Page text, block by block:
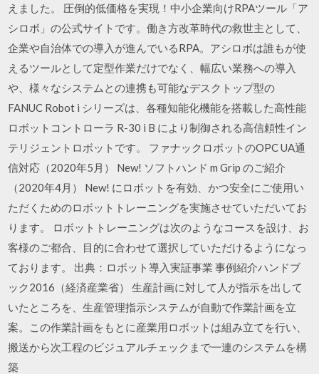
えました。 圧倒的低価格を実現！中小企業向けRPAツール「ア
シロボ」の公式サイトです。働き方改革時代の救世主として、
企業や自治体での導入が進んでいるRPA。アシロボは誰もが使
えるツールとして定型作業だけでなく、幅広い業務への導入
や、様々なシステムとの連携も可能なデスクトップ型の
FANUC Robot i シリーズは、各種知能化機能を搭載した高性能
ロボットコントローラ R-30 i B により制御される高信頼性イン
テリジェントロボットです。 ファナックロボットのOPC UA通
信対応（2020年5月） New! ソフトハンド m Grip のご紹介
（2020年4月） New! にロボットを有効、かつ安全にご使用い
ただくためのロボットトレーニングを実施させていただいてお
ります。 ロボットトレーニングは次のようなコースを設け、お
客様のご都合、目的に合わせて選択していただけるようになっ
ております。 出典：ロボット導入実証事業 事例紹介ハンドブ
ック2016（経済産業省） 生産計画に対して人が指示を出して
いたところを、生産管理指示システムが自動で作業計画を立
案。この作業計画をもとに産業用ロボットは組み立てを行い、
搬送から次工程のビジュアルチェックまで一連のシステムを構
築